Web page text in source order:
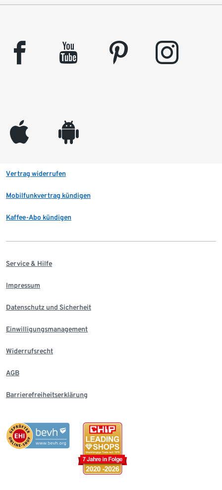
facebook youtube pinterest instagram
appleinc android
Vertrag widerrufen
Mobilfunkvertrag kündigen
Kaffee-Abo kündigen
Service & Hilfe
Impressum
Datenschutz und Sicherheit
Einwilligungsmanagement
Widerrufsrecht
AGB
Barrierefreiheitserklärung